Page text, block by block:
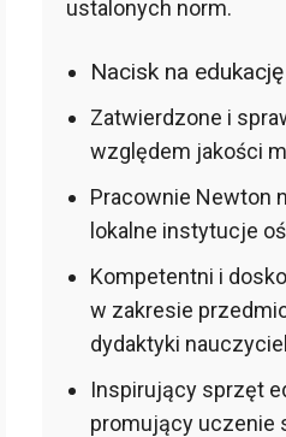
ustalonych norm.
Nacisk na
Zatwierdzone i
względem jakości
Pracownie Newton
lokalne instytucje
Kompetentni i
w zakresie
dydaktyki
Inspirujący sprzęt
promujący uczenie